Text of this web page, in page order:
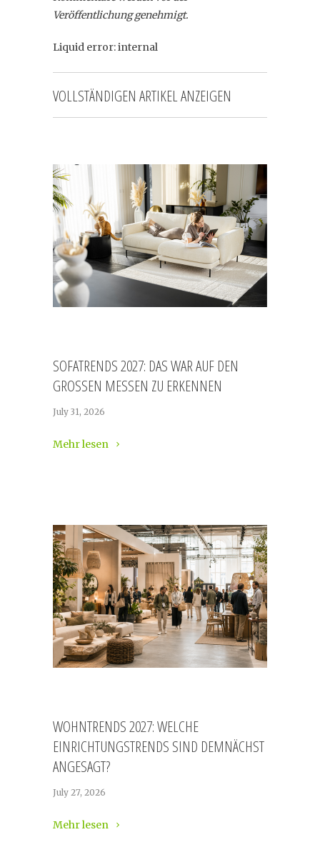
Veröffentlichung genehmigt.
Liquid error: internal
VOLLSTÄNDIGEN ARTIKEL ANZEIGEN
SOFATRENDS 2027: DAS WAR AUF DEN
GROSSEN MESSEN ZU ERKENNEN
July 31, 2026
Mehr lesen
WOHNTRENDS 2027: WELCHE
EINRICHTUNGSTRENDS SIND DEMNÄCHST
ANGESAGT?
July 27, 2026
Mehr lesen